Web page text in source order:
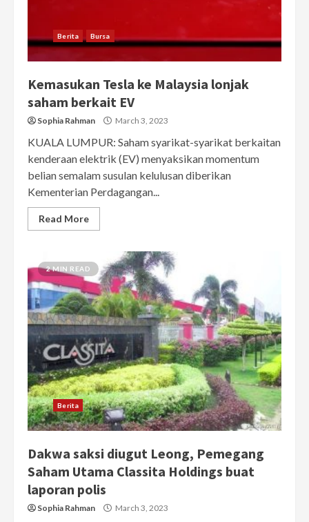
Berita Bursa
Kemasukan Tesla ke Malaysia lonjak
saham berkait EV
Sophia Rahman March 3, 2023
KUALA LUMPUR: Saham syarikat-syarikat berkaitan
kenderaan elektrik (EV) menyaksikan momentum
belian semalam susulan kelulusan diberikan
Kementerian Perdagangan...
Read More
2 MIN READ
Berita
Dakwa saksi diugut Leong, Pemegang
Saham Utama Classita Holdings buat
laporan polis
Sophia Rahman March 3, 2023